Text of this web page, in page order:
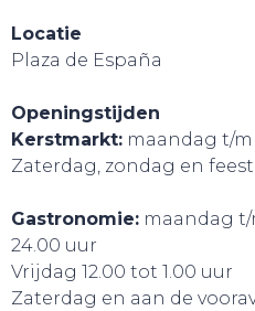
Locatie
Plaza de España
Openingstijden
Kerstmarkt: maandag t/m
Zaterdag, zondag en
Gastronomie: maandag t/
24.00 uur
Vrijdag 12.00 tot 1.00 uur
Zaterdag en aan de